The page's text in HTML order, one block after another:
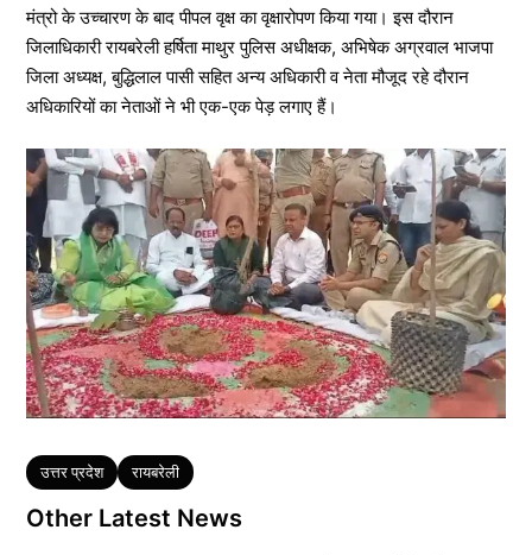
मंत्रो के उच्चारण के बाद पीपल वृक्ष का वृक्षारोपण किया गया। इस दौरान
जिलाधिकारी रायबरेली हर्षिता माथुर पुलिस अधीक्षक, अभिषेक अग्रवाल भाजपा
जिला अध्यक्ष, बुद्धिलाल पासी सहित अन्य अधिकारी व नेता मौजूद रहे दौरान
अधिकारियों का नेताओं ने भी एक-एक पेड़ लगाए हैं।
Tags
उत्तर प्रदेश रायबरेली
Other Latest News